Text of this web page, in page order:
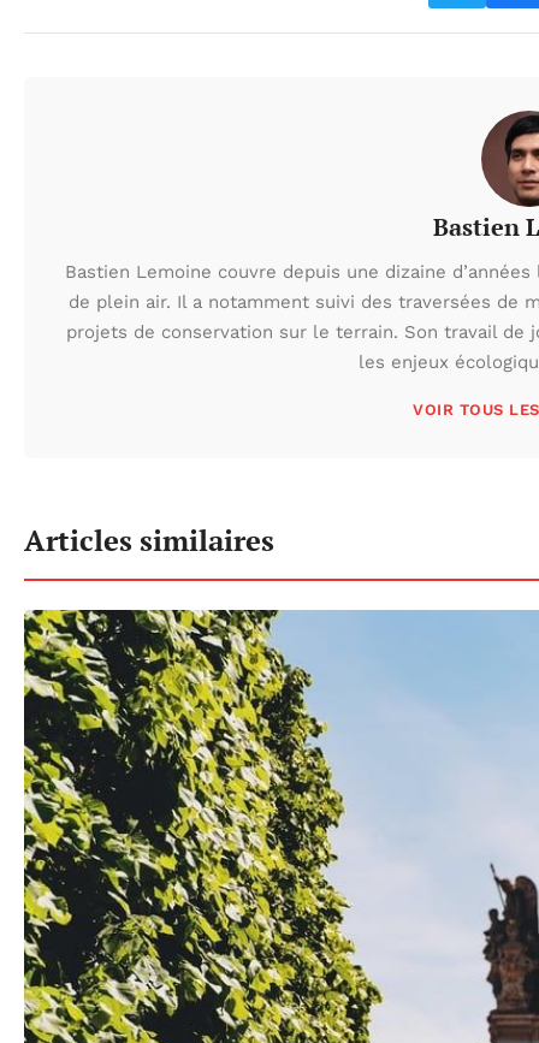
Bastien
Bastien Lemoine couvre depuis une dizaine
de plein air. Il a notamment suivi des traversées de
projets de conservation sur le terrain. Son travail de
les enjeux
VOIR TOUS
Articles similaires